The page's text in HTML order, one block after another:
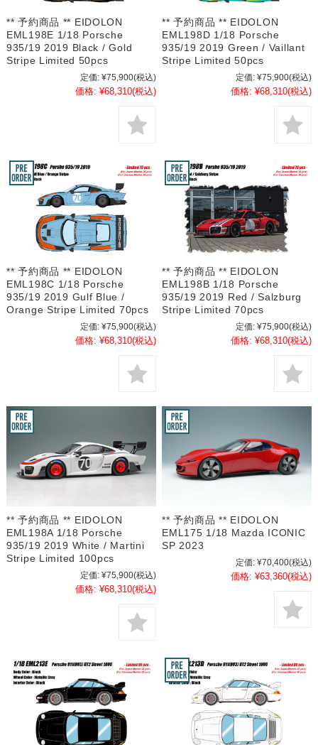
** 予約商品 ** EIDOLON
EML198E 1/18 Porsche
935/19 2019 Black / Gold
Stripe Limited 50pcs
定価: ¥75,900(税込)
価格: ¥68,310(税込)
** 予約商品 ** EIDOLON
EML198D 1/18 Porsche
935/19 2019 Green / Vaillant
Stripe Limited 50pcs
定価: ¥75,900(税込)
価格: ¥68,310(税込)
** 予約商品 ** EIDOLON
EML198C 1/18 Porsche
935/19 2019 Gulf Blue /
Orange Stripe Limited 70pcs
定価: ¥75,900(税込)
価格: ¥68,310(税込)
** 予約商品 ** EIDOLON
EML198B 1/18 Porsche
935/19 2019 Red / Salzburg
Stripe Limited 70pcs
定価: ¥75,900(税込)
価格: ¥68,310(税込)
** 予約商品 ** EIDOLON
EML198A 1/18 Porsche
935/19 2019 White / Martini
Stripe Limited 100pcs
定価: ¥75,900(税込)
価格: ¥68,310(税込)
** 予約商品 ** EIDOLON
EML175 1/18 Mazda ICONIC
SP 2023
定価: ¥70,400(税込)
価格: ¥63,360(税込)